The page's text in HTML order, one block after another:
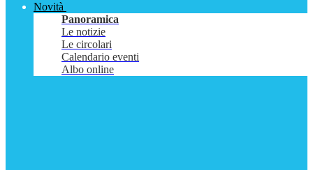
Novità
Panoramica
Le notizie
Le circolari
Calendario eventi
Albo online